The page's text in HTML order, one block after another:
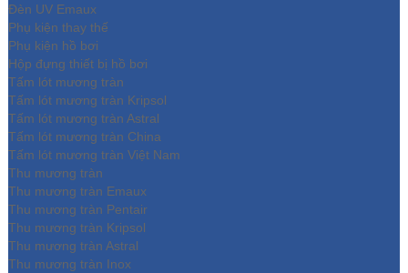
Đèn UV Emaux
Phụ kiện thay thế
Phụ kiện hồ bơi
Hộp đựng thiết bị hồ bơi
Tấm lót mương tràn
Tấm lót mương tràn Kripsol
Tấm lót mương tràn Astral
Tấm lót mương tràn China
Tấm lót mương tràn Việt Nam
Thu mương tràn
Thu mương tràn Emaux
Thu mương tràn Pentair
Thu mương tràn Kripsol
Thu mương tràn Astral
Thu mương tràn Inox